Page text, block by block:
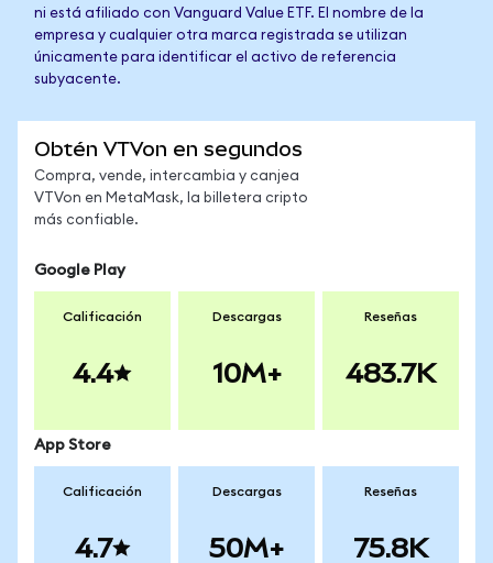
ni está afiliado con Vanguard Value ETF. El nombre de la
empresa y cualquier otra marca registrada se utilizan
únicamente para identificar el activo de referencia
subyacente.
Obtén VTVon en segundos
Compra, vende, intercambia y canjea
VTVon en MetaMask, la billetera cripto
más confiable.
Google Play
Calificación
4.4
Descargas
10M+
Reseñas
483.7K
App Store
Calificación
4.7
Descargas
50M+
Reseñas
75.8K